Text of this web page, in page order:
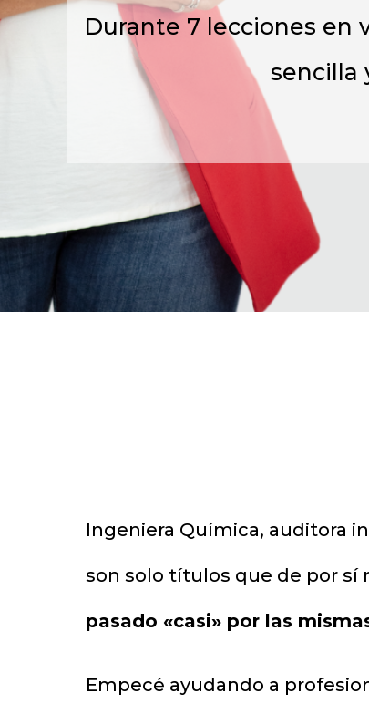
Durante 7 lecciones en
sencilla
Ingeniera Química, auditora
son solo títulos que de por sí
pasado «casi» por las
Empecé ayudando a